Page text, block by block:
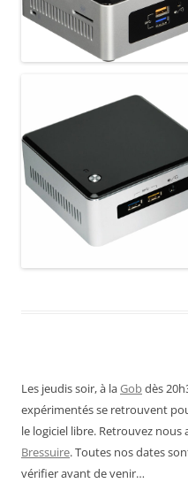
Les jeudis soir, à laGobdès
expérimentés se retrouvent
le logiciel libre. Retrouvez nous
Bressuire. Toutes nos dates
vérifier avant de venir…